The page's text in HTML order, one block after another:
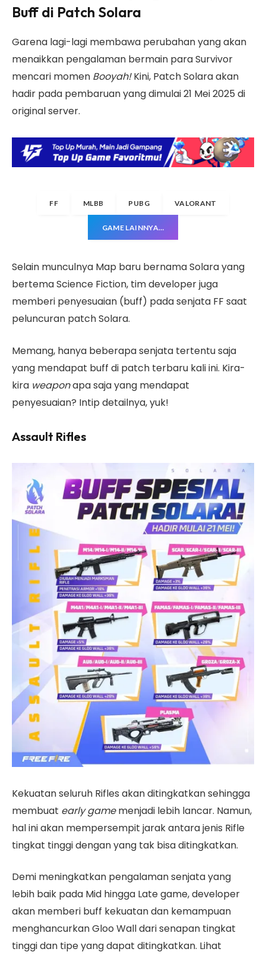
Buff di Patch Solara
Garena lagi-lagi membawa perubahan yang akan
menaikkan pengalaman bermain para Survivor
mencari momen Booyah!Kini, Patch Solara akan
hadir pada pembaruan yang dimulai 21 Mei 2025 di
original server.
FF MLBB PUBG VALORANT
GAME LAINNYA…
Selain munculnya Map baru bernama Solara yang
bertema Science Fiction, tim developer juga
memberi penyesuaian (buff) pada senjata FF saat
peluncuran patch Solara.
Memang, hanya beberapa senjata tertentu saja
yang mendapat buff di patch terbaru kali ini. Kira-
kira weaponapa saja yang mendapat
penyesuaian? Intip detailnya, yuk!
Assault Rifles
Kekuatan seluruh Rifles akan ditingkatkan sehingga
membuat early gamemenjadi lebih lancar. Namun,
hal ini akan mempersempit jarak antara jenis Rifle
tingkat tinggi dengan yang tak bisa ditingkatkan.
Demi meningkatkan pengalaman senjata yang
lebih baik pada Mid hingga Late game, developer
akan memberi buff kekuatan dan kemampuan
menghancurkan Gloo Wall dari senapan tingkat
tinggi dan tipe yang dapat ditingkatkan. Lihat